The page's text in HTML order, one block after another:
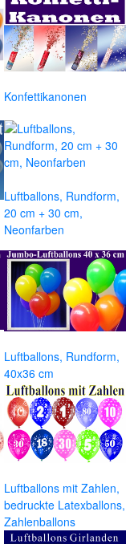
Konfettikanonen
Luftballons, Rundform,
20 cm + 30 cm,
Neonfarben
Luftballons, Rundform,
40x36 cm
Luftballons mit Zahlen,
bedruckte Latexballons,
Zahlenballons